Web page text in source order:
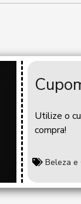
Utilize o
compra!
Beleza e